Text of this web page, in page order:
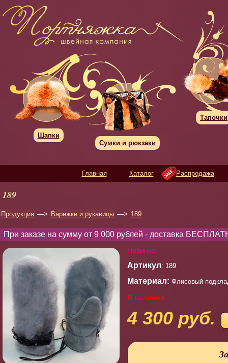
Шапки
Сумки и рюкзаки
Тапочки
Главная Каталог Распродажа
189
Продукция —> Варежки и рукавицы —> 189
При заказе на сумму от 9 000 рублей - доставка
Новинка
Артикул: 189
Материал: Флисовый
В наличии.
4 300 руб.